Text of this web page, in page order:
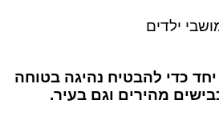
ילדים
כדי להבטיח נהיגה בטוחה
מהירים וגם בעיר.